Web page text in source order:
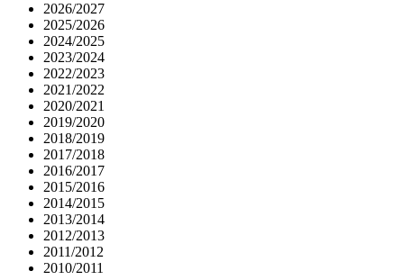
2026/2027
2025/2026
2024/2025
2023/2024
2022/2023
2021/2022
2020/2021
2019/2020
2018/2019
2017/2018
2016/2017
2015/2016
2014/2015
2013/2014
2012/2013
2011/2012
2010/2011